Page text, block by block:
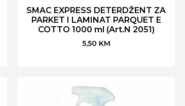
SMAC EXPRESS DETERDŽENT ZA
PARKET I LAMINAT PARQUET E
COTTO 1000 ml (Art.N 2051)
5,50 KM